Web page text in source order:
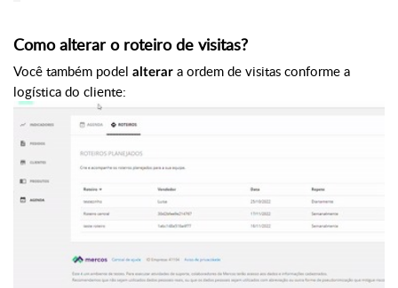
Como alterar o roteiro de visitas?
Você também podel alterar a ordem de visitas conforme a
logística do cliente: